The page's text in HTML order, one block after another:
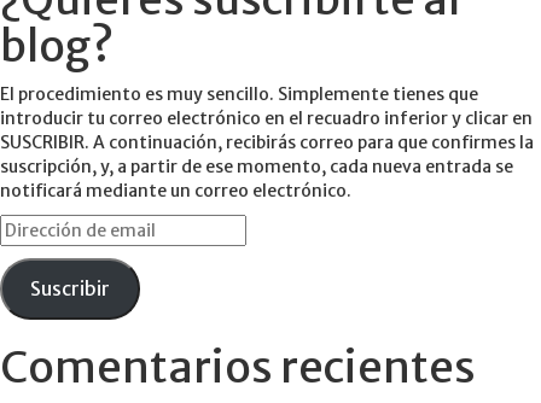
blog?
El procedimiento es muy sencillo. Simplemente tienes que
introducir tu correo electrónico en el recuadro inferior y clicar en
SUSCRIBIR. A continuación, recibirás correo para que confirmes la
suscripción, y, a partir de ese momento, cada nueva entrada se
notificará mediante un correo electrónico.
Dirección
de
email
Suscribir
Comentarios recientes